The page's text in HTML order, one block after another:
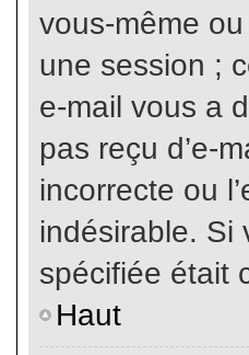
vous-même
une session ;
e-mail vous a
pas reçu d’e-
incorrecte ou
indésirable. Si
spécifiée était
Haut